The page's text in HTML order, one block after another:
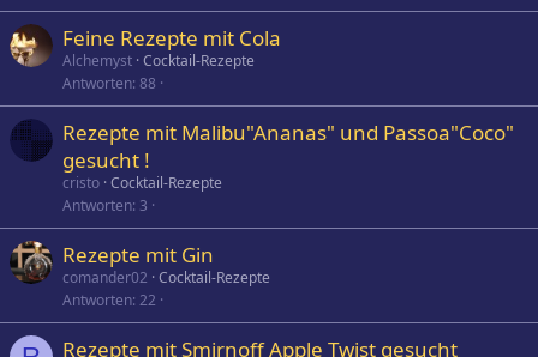
Feine Rezepte mit Cola
Alchemyst Cocktail-Rezepte
Antworten 88
Rezepte mit Malibu"Ananas" und Passoa"Coco"
gesucht !
cristo Cocktail-Rezepte
Antworten 3
Rezepte mit Gin
comander02 Cocktail-Rezepte
Antworten 22
Rezepte mit Smirnoff Apple Twist gesucht